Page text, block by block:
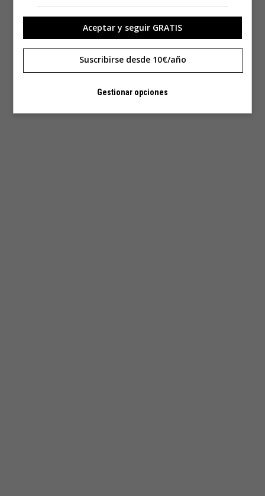
Aceptar y seguir GRATIS
Suscribirse desde 10€/año
Gestionar opciones